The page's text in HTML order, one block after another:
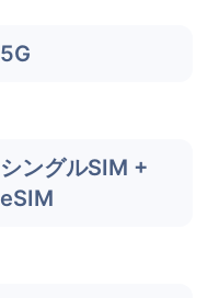
5G
シングルSIM +
eSIM